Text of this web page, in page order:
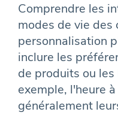
Comprendre les
modes de vie
personnalisation
inclure les
de produits ou
exemple, l'heure
généralement